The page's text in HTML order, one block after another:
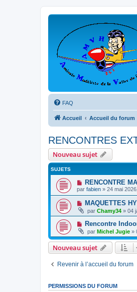
FAQ
Accueil Accueil du forum
RENCONTRES
Nouveau sujet
SUJETS
RENCONTRE
par fabien » 24 mai
MAQUETTES
par Chamy34 » 04
Rencontre
par Michel Jugie »
Nouveau sujet
Revenir à l’accueil du forum
PERMISSIONS DU FORUM